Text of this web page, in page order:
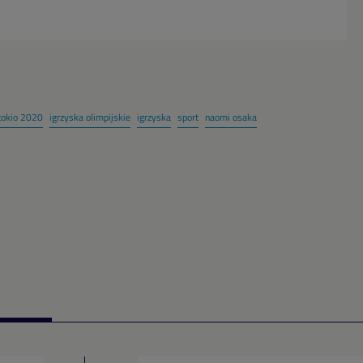
2020 igrzyska olimpijskie igrzyska sport naomi osaka